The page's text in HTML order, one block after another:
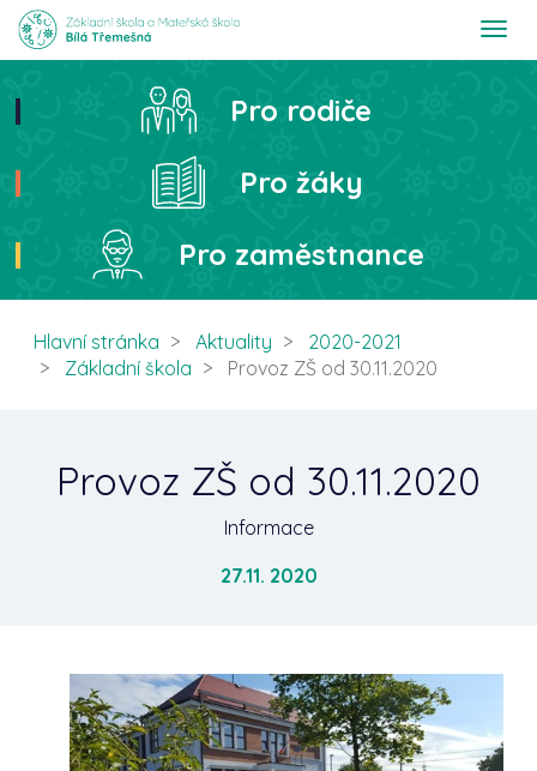
T
t
Hledat
Pro rodiče
Pro žáky
Pro zaměstnance
Hlavní stránka Aktuality
2020-2021
Základní škola
Provoz ZŠ od 30.11.2020
Provoz ZŠ od 30.11.2020
Informace
27.11. 2020